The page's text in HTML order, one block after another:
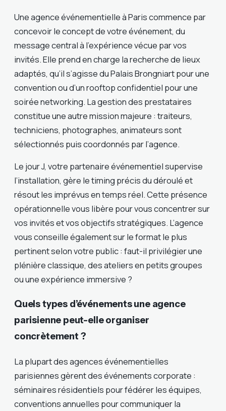
Une agence événementielle à Paris commence par
concevoir le concept de votre événement, du
message central à l’expérience vécue par vos
invités. Elle prend en charge la recherche de lieux
adaptés, qu’il s’agisse du Palais Brongniart pour une
convention ou d’un rooftop confidentiel pour une
soirée networking. La gestion des prestataires
constitue une autre mission majeure : traiteurs,
techniciens, photographes, animateurs sont
sélectionnés puis coordonnés par l’agence.
Le jour J, votre partenaire événementiel supervise
l’installation, gère le timing précis du déroulé et
résout les imprévus en temps réel. Cette présence
opérationnelle vous libère pour vous concentrer sur
vos invités et vos objectifs stratégiques. L’agence
vous conseille également sur le format le plus
pertinent selon votre public : faut-il privilégier une
plénière classique, des ateliers en petits groupes
ou une expérience immersive ?
Quels types d’événements une agence
parisienne peut-elle organiser
concrètement ?
La plupart des agences événementielles
parisiennes gèrent des événements corporate :
séminaires résidentiels pour fédérer les équipes,
conventions annuelles pour communiquer la